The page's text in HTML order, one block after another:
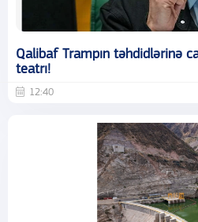
Qalibaf Trampın təhdidlərinə
teatrı!
12:40